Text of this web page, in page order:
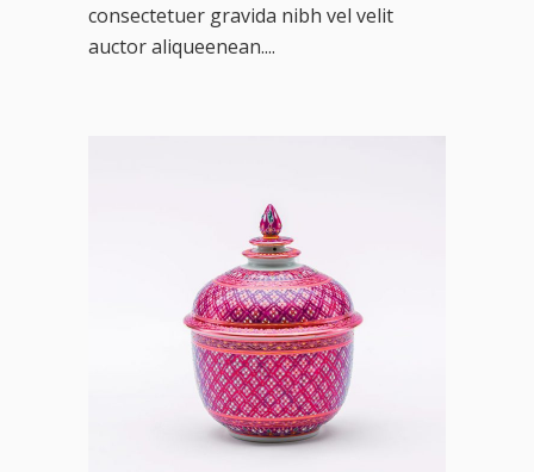
consectetuer gravida nibh vel velit
auctor aliqueenean....